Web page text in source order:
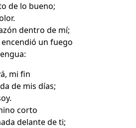
de lo bueno;
dentro de mí;
un fuego
mi fin
de mis días;
corto
delante de ti;